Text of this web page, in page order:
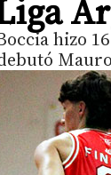
hizo